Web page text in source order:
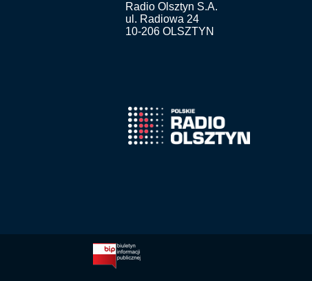
Radio Olsztyn S.A.
ul. Radiowa 24
10-206 OLSZTYN